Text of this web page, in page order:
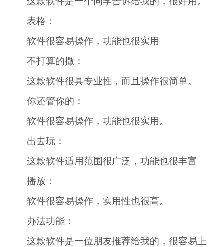
表格：
软件很容易操作，功能也很实用
不打算的撒：
这款软件很具专业性，而且操作很简单。
你还管你的：
软件很容易操作，功能也很实用。
出去玩：
这款软件适用范围很广泛，功能也很丰富
播放：
软件很容易操作，实用性也很高。
办法功能：
这款软件是一位朋友推荐给我的，很容易上